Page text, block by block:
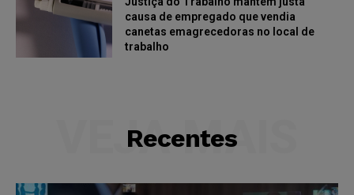
causa de empregado que vendia
canetas emagrecedoras no local de
trabalho
Recentes
VEJA MAIS